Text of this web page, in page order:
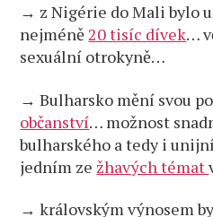
→ z Nigérie do Mali bylo
nejméně20 tisíc dívek…
sexuální otrokyně…
→ Bulharsko mění svou
občanství… možnost
bulharského a tedy i
jedním ze žhavých témat
→ královským výnosem